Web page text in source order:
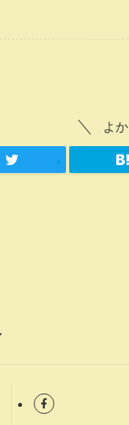
よ